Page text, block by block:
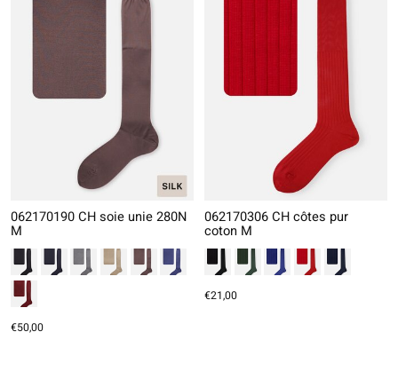
062170190 CH soie unie 280N
M
€50,00
062170306 CH côtes pur
coton M
€21,00